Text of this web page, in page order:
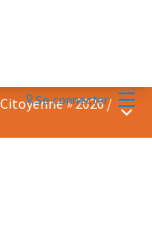
Se connecter
» 2026 /